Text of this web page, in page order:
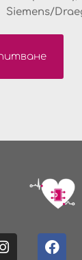
Siemens/